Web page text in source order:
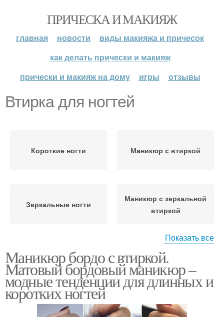
ПРИЧЕСКА И МАКИЯЖ
главная новости
виды макияжа и причесок
как делать прически и макияж
прически и макияж на дому
игры отзывы
Втирка для ногтей
Короткие ногти Маникюр с втиркой
Зеркальные ногти
Маникюр с зеркальной
втиркой
Втирка на ногтях
Показать все
Маникюр бордо с втиркой.
Матовый бордовый маникюр –
модные тенденции для длинных и
коротких ногтей